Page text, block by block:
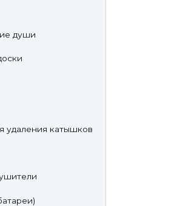
души
удаления катышков